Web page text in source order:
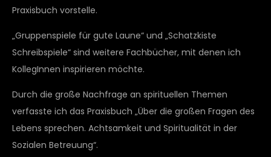
Praxisbuch vorstelle.
„Gruppenspiele für gute Laune“ und „Schatzkiste
Schreibspiele“ sind weitere Fachbücher, mit denen ich
KollegInnen inspirieren möchte.
Durch die große Nachfrage an spirituellen Themen
verfasste ich das Praxisbuch „Über die großen Fragen des
Lebens sprechen. Achtsamkeit und Spiritualität in der
Sozialen Betreuung“.